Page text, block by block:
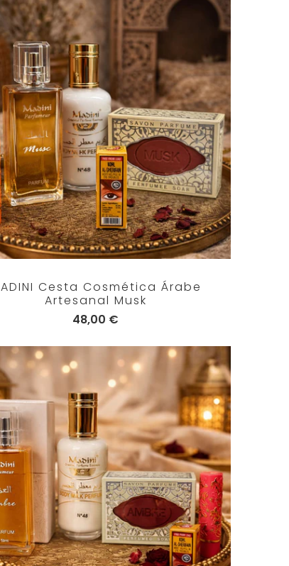
Cesta Cosmética Árabe
Artesanal Musk
48,00 €